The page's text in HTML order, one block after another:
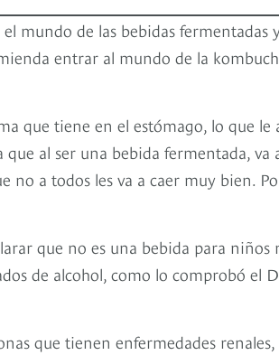
mundo de las bebidas fermentadas
entrar al mundo de la
que tiene en el estómago, lo que
al ser una bebida fermentada,
no a todos les va a caer muy bien.
que no es una bebida para niños
de alcohol, como lo comprobó el
que tienen enfermedades